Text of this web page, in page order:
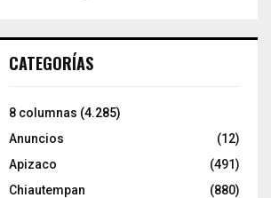
CATEGORÍAS
8 columnas (4.285)
Anuncios
(12)
Apizaco
(491)
Chiautempan
(880)